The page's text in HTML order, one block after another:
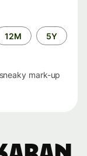
12M 5Y
mark-up